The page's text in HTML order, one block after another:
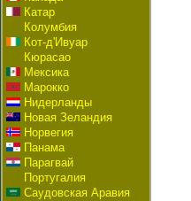
Катар
Колумбия
Кот-д'Ивуар
Кюрасао
Мексика
Марокко
Нидерланды
Новая Зеландия
Норвегия
Панама
Парагвай
Португалия
Саудовская Аравия